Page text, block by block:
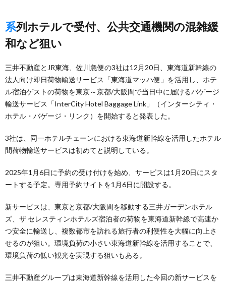
系列ホテルで受付、公共交通機関の混雑緩
和など狙い
三井不動産とJR東海、佐川急便の3社は12月20日、東海道新幹線の
法人向け即日荷物輸送サービス「東海道マッハ便」を活用し、ホテ
ル宿泊ゲストの荷物を東京～京都/大阪間で当日中に届けるバゲージ
輸送サービス「InterCity Hotel Baggage Link」（インターシティ・
ホテル・バゲージ・リンク）を開始すると発表した。
3社は、同一ホテルチェーンにおける東海道新幹線を活用したホテル
間荷物輸送サービスは初めてと説明している。
2025年1月6日に予約の受け付けを始め、サービスは1月20日にスタ
ートする予定。専用予約サイトを1月6日に開設する。
新サービスは、東京と京都/大阪間を移動する三井ガーデンホテル
ズ、ザ セレスティンホテルズ宿泊者の荷物を東海道新幹線で高速か
つ安全に輸送し、複数都市を訪れる旅行者の利便性を大幅に向上さ
せるのが狙い。環境負荷の小さい東海道新幹線を活用することで、
環境負荷の低い観光を実現する狙いもある。
三井不動産グループは東海道新幹線を活用した今回の新サービスを